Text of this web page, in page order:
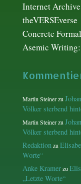
Internet Archive
theVERSEverse
Concrete
Asemic
Martin Steinerzu
Völker sterbend
Martin Steinerzu
Völker sterbend
Redaktionzu
Worte“
Anke Kramerzu
„Letzte Worte“